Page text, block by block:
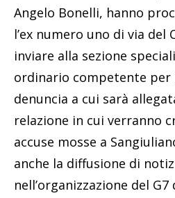
Angelo Bonelli, hanno
l’ex numero uno di via del
inviare alla sezione
ordinario competente
denuncia a cui sarà
relazione in cui verranno
accuse mosse a
anche la diffusione di
nell’organizzazione del